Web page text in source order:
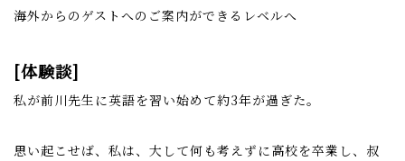
海外からのゲストへのご案内ができるレベルへ
[体験談]
私が前川先生に英語を習い始めて約3年が過ぎた。
思い起こせば、私は、大して何も考えずに高校を卒業し、叔